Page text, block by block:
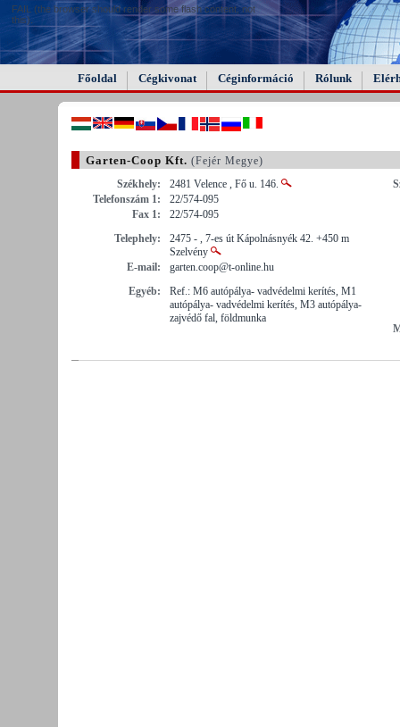
FAIL (the browser should render some flash content, not
this).
Főoldal Cégkivonat Céginformáció Rólunk
Garten-Coop Kft. (Fejér Megye)
Székhely:
2481 Velence , Fő u. 146.
Telefonszám 1:
22/574-095
Fax 1:
22/574-095
Telephely:
2475 - , 7-es út Kápolnásnyék 42. +450 m
Szelvény
E-mail:
garten.coop@t-online.hu
Egyéb:
Ref.: M6 autópálya- vadvédelmi kerítés, M1
autópálya- vadvédelmi kerítés, M3 autópálya-
zajvédő fal, földmunka